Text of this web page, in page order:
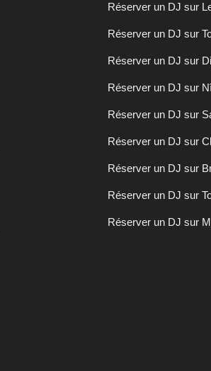
Réserver un DJ sur
Réserver un DJ sur
Réserver un DJ sur
Réserver un DJ sur
Réserver un DJ sur
Réserver un DJ sur
Réserver un DJ sur
Réserver un DJ sur
Réserver un DJ sur